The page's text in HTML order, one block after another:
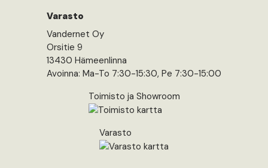
Varasto
Vandernet Oy
Orsitie 9
13430 Hämeenlinna
Avoinna: Ma-To 7:30-15:30, Pe 7:30-15:00
Toimisto ja Showroom
Varasto